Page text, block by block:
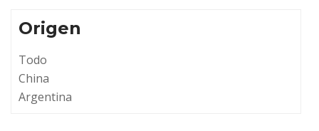
Origen
Todo
China
Argentina